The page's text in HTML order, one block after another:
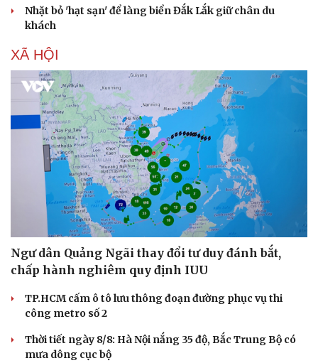
Nhặt bỏ 'hạt sạn' để làng biển Đắk Lắk giữ chân du
khách
XÃ HỘI
Ngư dân Quảng Ngãi thay đổi tư duy đánh bắt,
chấp hành nghiêm quy định IUU
TP.HCM cấm ô tô lưu thông đoạn đường phục vụ thi
công metro số 2
Thời tiết ngày 8/8: Hà Nội nắng 35 độ, Bắc Trung Bộ có
mưa dông cục bộ